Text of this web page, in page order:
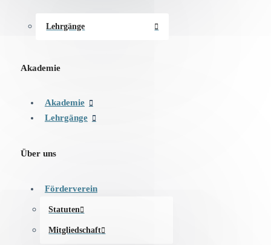
Lehrgänge
Akademie
Akademie
Lehrgänge
Über uns
Förderverein
Statuten
Mitgliedschaft